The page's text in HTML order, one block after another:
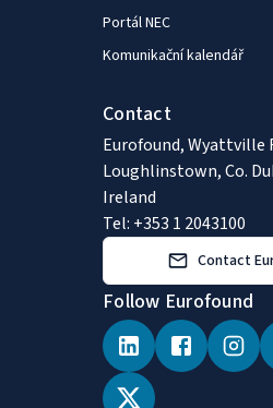
Portál NEC
Komunikační kalendář
Contact
Eurofound, Wyattville
Loughlinstown, Co.
Ireland
Tel: +353 1 2043100
Contact
Follow Eurofound